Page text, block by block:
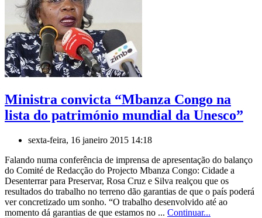
Ministra convicta “Mbanza Congo na
lista do património mundial da Unesco”
sexta-feira, 16 janeiro 2015 14:18
Falando numa conferência de imprensa de apresentação do balanço
do Comité de Redacção do Projecto Mbanza Congo: Cidade a
Desenterrar para Preservar, Rosa Cruz e Silva realçou que os
resultados do trabalho no terreno dão garantias de que o país poderá
ver concretizado um sonho. “O trabalho desenvolvido até ao
momento dá garantias de que estamos no ... Continuar...